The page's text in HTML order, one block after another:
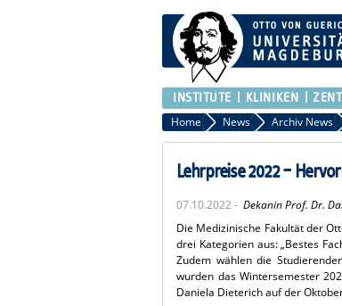
INSTITUTE KLINIKEN
Home News Archiv News
Lehrpreise 2022 –
07.10.2022 -Dekanin Prof. Dr.
Die Medizinische Fakultät der
drei Kategorien aus: „Bestes
Zudem wählen die
wurden das Wintersemester
Daniela Dieterich auf der